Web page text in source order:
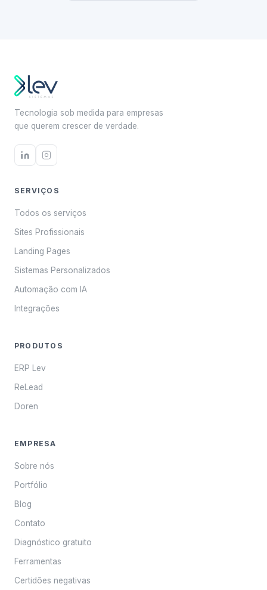
Tecnologia sob medida para empresas
que querem crescer de verdade.
SERVIÇOS
Todos os serviços
Sites Profissionais
Landing Pages
Sistemas Personalizados
Automação com IA
Integrações
PRODUTOS
ERP Lev
ReLead
Doren
EMPRESA
Sobre nós
Portfólio
Blog
Contato
Diagnóstico gratuito
Ferramentas
Certidões negativas